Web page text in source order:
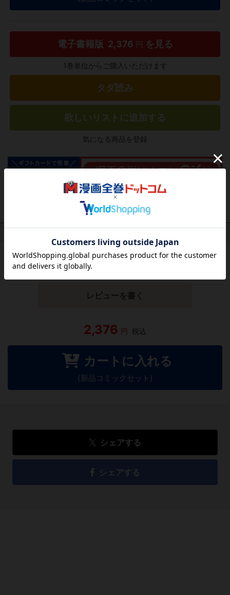
電子書籍版 2,376 円 を見る
1巻単位からご購入いただけます
タダ読み
欲しいリストに追加する
気になる商品を登録
この作品にはまだレビューがありません。 今後読まれる
方のために感想を共有してもらえませんか？
レビューを書く
2,376 円 税込
カートに入れる
(新品コミックセット)
シェアする
シェアする